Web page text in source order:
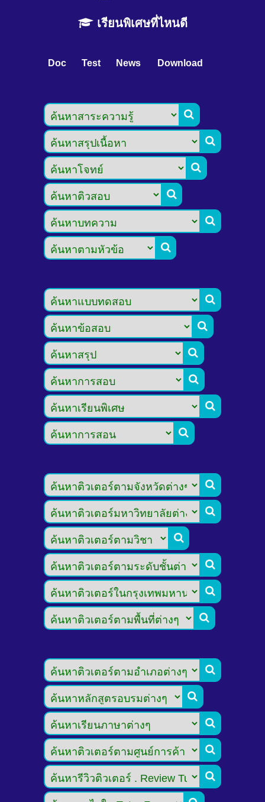
เรียนพิเศษที่ไหนดี
Doc Test News Download






















